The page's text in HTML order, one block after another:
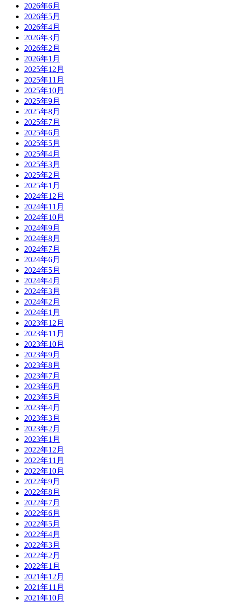
2026年6月
2026年5月
2026年4月
2026年3月
2026年2月
2026年1月
2025年12月
2025年11月
2025年10月
2025年9月
2025年8月
2025年7月
2025年6月
2025年5月
2025年4月
2025年3月
2025年2月
2025年1月
2024年12月
2024年11月
2024年10月
2024年9月
2024年8月
2024年7月
2024年6月
2024年5月
2024年4月
2024年3月
2024年2月
2024年1月
2023年12月
2023年11月
2023年10月
2023年9月
2023年8月
2023年7月
2023年6月
2023年5月
2023年4月
2023年3月
2023年2月
2023年1月
2022年12月
2022年11月
2022年10月
2022年9月
2022年8月
2022年7月
2022年6月
2022年5月
2022年4月
2022年3月
2022年2月
2022年1月
2021年12月
2021年11月
2021年10月